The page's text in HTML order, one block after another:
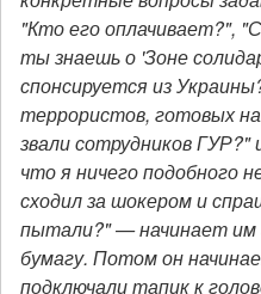
"Кто его оплачивает?",
ты знаешь о 'Зоне
спонсируется из
террористов, готовых
звали сотрудников
что я ничего подобного
сходил за шокером и
пытали?" — начинает
бумагу. Потом он
подключали тапик к